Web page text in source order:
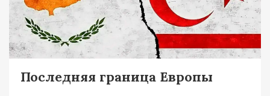
Последняя граница Европы